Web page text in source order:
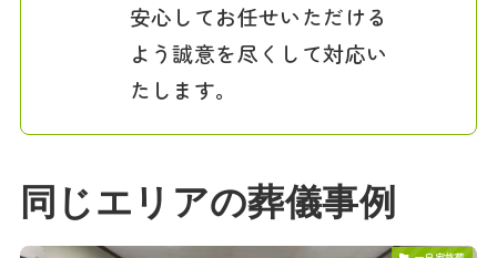
安心してお任せいただける
よう誠意を尽くして対応い
たします。
同じエリアの葬儀事例